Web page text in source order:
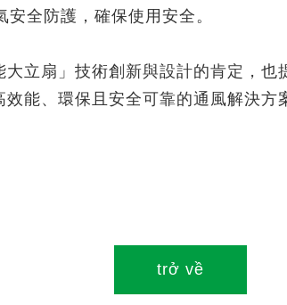
全防護，確保使用安全。
立扇」技術創新與設計的肯定，
能、環保且安全可靠的通風解決方
trở về